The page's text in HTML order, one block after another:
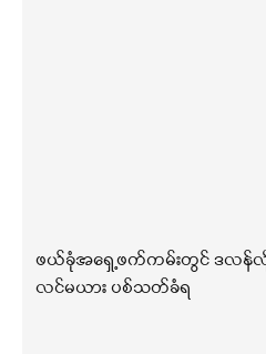
ဖယ်ခုံအရှေ့ဖက်ကမ်းတွင် ဒလ
လင်မယား ပစ်သတ်ခံရ